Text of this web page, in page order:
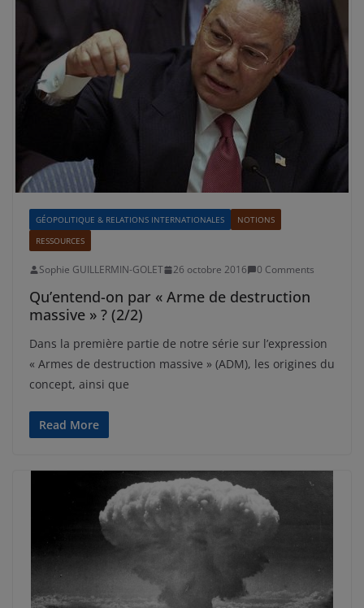
GÉOPOLITIQUE & RELATIONS INTERNATIONALES
NOTIONS
RESSOURCES
Sophie GUILLERMIN-GOLET 26 octobre 2016 0 Comments
Qu’entend-on par « Arme de destruction
massive » ? (2/2)
Dans la première partie de notre série sur l’expression
« Armes de destruction massive » (ADM), les origines du
concept, ainsi que
Read More